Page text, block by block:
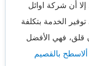
أن شركة اوائل
الخدمة بتكلفة
قلق، فهي الأفضل
بالقصيم